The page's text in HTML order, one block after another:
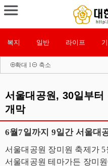
복지 일반 라이프
확대 l 축소
서울대공원, 30일부터
개막
6월7일까지 9일간 서울대
서울대공원 장미원 축제가
서울대공원 테마가든 장미